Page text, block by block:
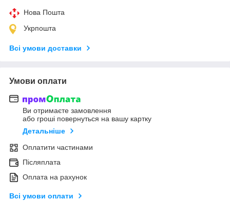
Нова Пошта
Укрпошта
Всі умови доставки
Умови оплати
Ви отримаєте замовлення
або гроші повернуться на вашу картку
Детальніше
Оплатити частинами
Післяплата
Оплата на рахунок
Всі умови оплати